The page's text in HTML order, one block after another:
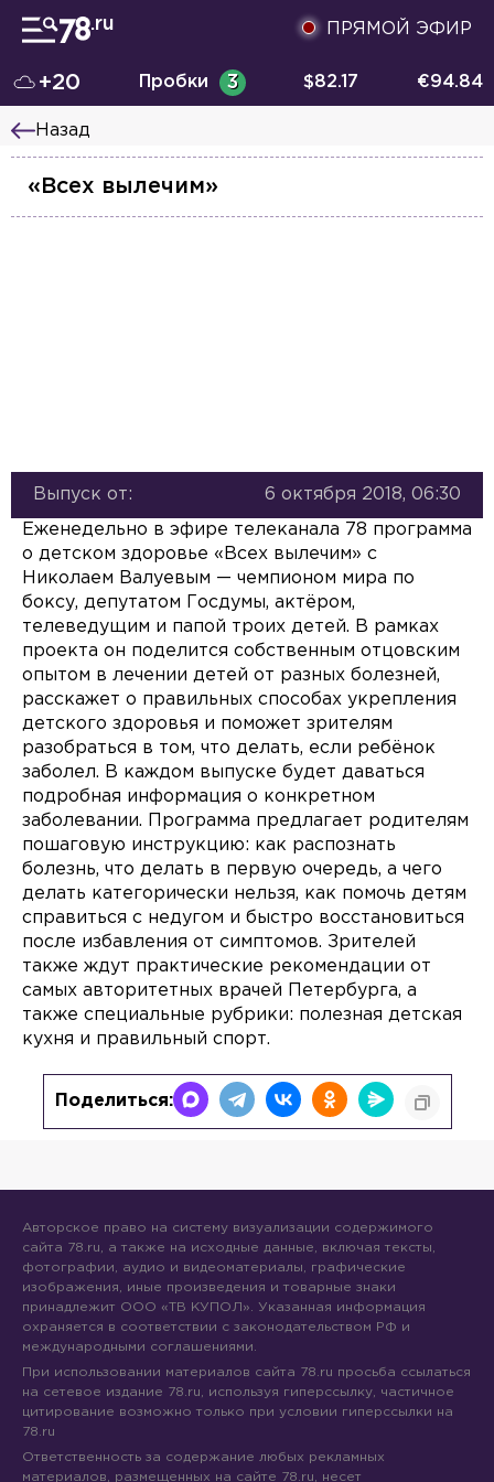
ПРЯМОЙ ЭФИР
+20 Пробки 3 $82.17 €94.84
Назад
«Всех вылечим»
Выпуск от: 6 октября 2018, 06:30
Еженедельно в эфире телеканала 78 программа
о детском здоровье «Всех вылечим» с
Николаем Валуевым — чемпионом мира по
боксу, депутатом Госдумы, актёром,
телеведущим и папой троих детей. В рамках
проекта он поделится собственным отцовским
опытом в лечении детей от разных болезней,
расскажет о правильных способах укрепления
детского здоровья и поможет зрителям
разобраться в том, что делать, если ребёнок
заболел. В каждом выпуске будет даваться
подробная информация о конкретном
заболевании. Программа предлагает родителям
пошаговую инструкцию: как распознать
болезнь, что делать в первую очередь, а чего
делать категорически нельзя, как помочь детям
справиться с недугом и быстро восстановиться
после избавления от симптомов. Зрителей
также ждут практические рекомендации от
самых авторитетных врачей Петербурга, а
также специальные рубрики: полезная детская
кухня и правильный спорт.
Поделиться:
Авторское право на систему визуализации содержимого
сайта 78.ru, а также на исходные данные, включая тексты,
фотографии, аудио и видеоматериалы, графические
изображения, иные произведения и товарные знаки
принадлежит ООО «ТВ КУПОЛ». Указанная информация
охраняется в соответствии с законодательством РФ и
международными соглашениями.
При использовании материалов сайта 78.ru просьба ссылаться
на сетевое издание 78.ru, используя гиперссылку, частичное
цитирование возможно только при условии гиперссылки на
78.ru
Ответственность за содержание любых рекламных
материалов, размещенных на сайте 78.ru, несет